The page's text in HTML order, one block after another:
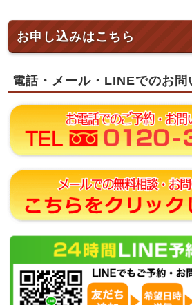
お申し込みはこちら
電話・メール・LINEでのお問